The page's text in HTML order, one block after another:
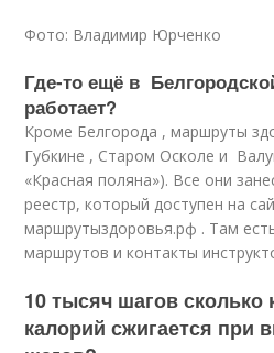
Фото: Владимир Юрченко
Где‑то ещё в
работает?
Кроме Белгорода , маршруты
Губкине , Старом Осколе и
«Красная поляна»). Все они
реестр, который доступен на
маршрутыздоровья.рф . Там
маршрутов и контакты
10 тысяч шагов сколько
калорий сжигается при